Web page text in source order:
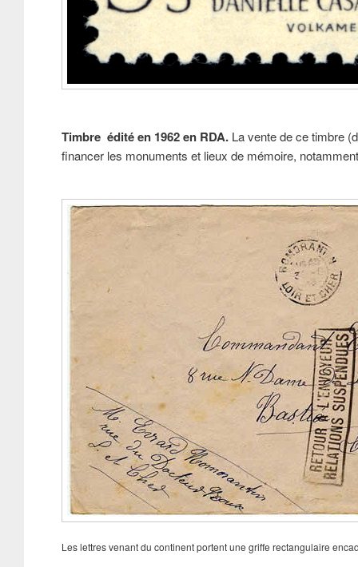
Timbre édité en 1962 en RDA. La vente de ce timbre
financer les monuments et lieux de mémoire,
Les lettres venant du continent portent une griffe rectangulaire